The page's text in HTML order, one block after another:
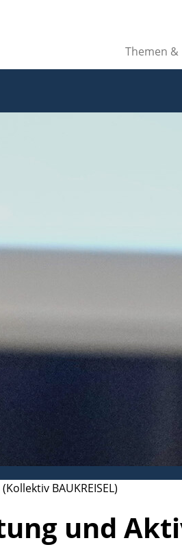
Themen &
BAUKREISEL)
und